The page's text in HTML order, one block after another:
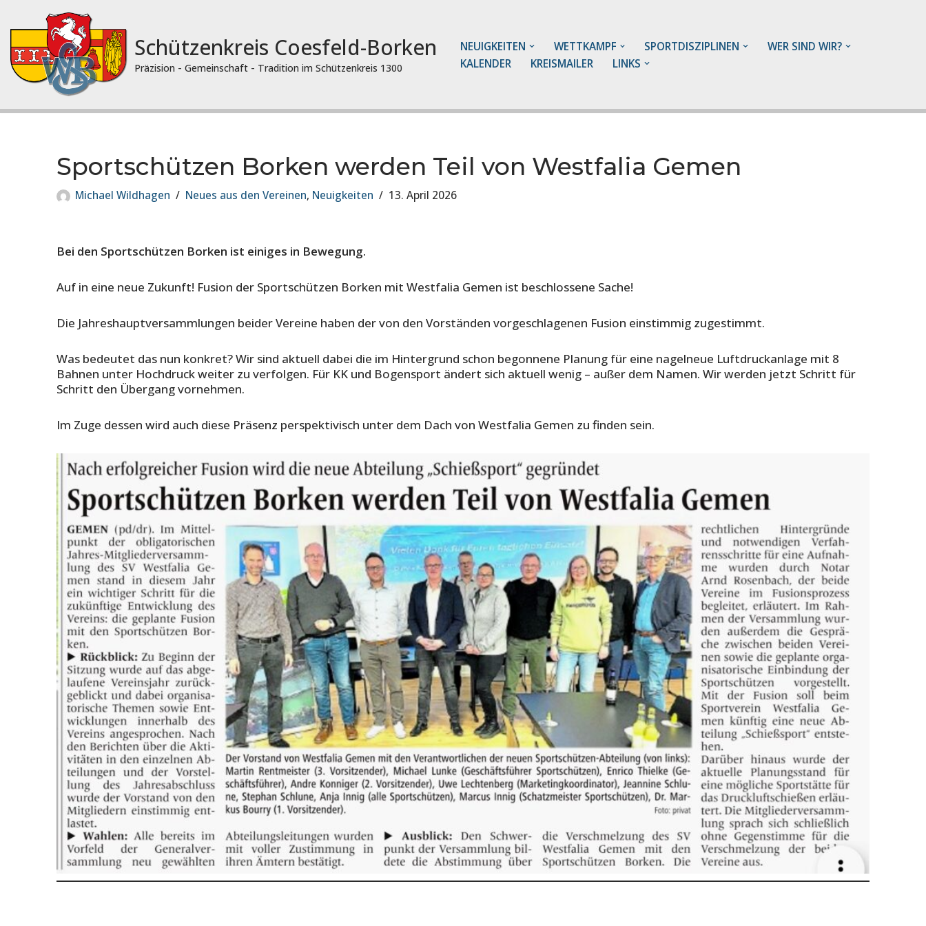
Inhalt
springen
Schützenkreis Coesfeld-Borken
Präzision - Gemeinschaft - Tradition im Schützenkreis 1300
NEUIGKEITEN WETTKAMPF SPORTDISZIPLINEN
WER SIND WIR?
KALENDER
KREISMAILER LINKS
Sportschützen Borken werden Teil von Westfalia Gemen
Michael Wildhagen Neues aus den Vereinen, Neuigkeiten 13. April 2026
Bei den Sportschützen Borken ist einiges in Bewegung.
Auf in eine neue Zukunft! Fusion der Sportschützen Borken mit Westfalia Gemen ist beschlossene Sache!
Die Jahreshauptversammlungen beider Vereine haben der von den Vorständen vorgeschlagenen Fusion einstimmig zugestimmt.
Was bedeutet das nun konkret? Wir sind aktuell dabei die im Hintergrund schon begonnene Planung für eine nagelneue Luftdruckanlage mit 8
Bahnen unter Hochdruck weiter zu verfolgen. Für KK und Bogensport ändert sich aktuell wenig – außer dem Namen. Wir werden jetzt Schritt für
Schritt den Übergang vornehmen.
Im Zuge dessen wird auch diese Präsenz perspektivisch unter dem Dach von Westfalia Gemen zu finden sein.